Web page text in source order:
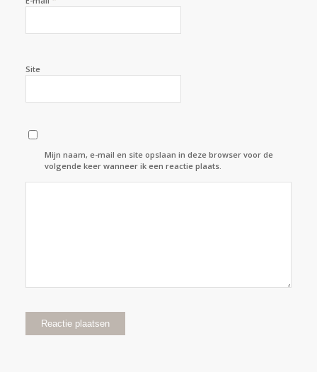
Site
Mijn naam, e-mail en site opslaan in deze browser voor de
volgende keer wanneer ik een reactie plaats.